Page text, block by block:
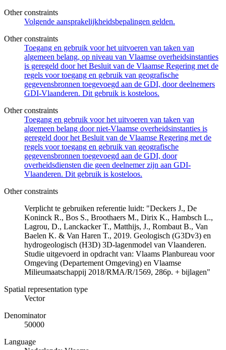
Other constraints
Volgende aansprakelijkheidsbepalingen gelden.
Other constraints
Toegang en gebruik voor het uitvoeren van taken van
algemeen belang, op niveau van Vlaamse overheidsinstanties
is geregeld door het Besluit van de Vlaamse Regering met de
regels voor toegang en gebruik van geografische
gegevensbronnen toegevoegd aan de GDI, door deelnemers
GDI-Vlaanderen. Dit gebruik is kosteloos.
Other constraints
Toegang en gebruik voor het uitvoeren van taken van
algemeen belang door niet-Vlaamse overheidsinstanties is
geregeld door het Besluit van de Vlaamse Regering met de
regels voor toegang en gebruik van geografische
gegevensbronnen toegevoegd aan de GDI, door
overheidsdiensten die geen deelnemer zijn aan GDI-
Vlaanderen. Dit gebruik is kosteloos.
Other constraints
Verplicht te gebruiken referentie luidt: "Deckers J., De
Koninck R., Bos S., Broothaers M., Dirix K., Hambsch L.,
Lagrou, D., Lanckacker T., Matthijs, J., Rombaut B., Van
Baelen K. & Van Haren T., 2019. Geologisch (G3Dv3) en
hydrogeologisch (H3D) 3D-lagenmodel van Vlaanderen.
Studie uitgevoerd in opdracht van: Vlaams Planbureau voor
Omgeving (Departement Omgeving) en Vlaamse
Milieumaatschappij 2018/RMA/R/1569, 286p. + bijlagen"
Spatial representation type
Vector
Denominator
50000
Language